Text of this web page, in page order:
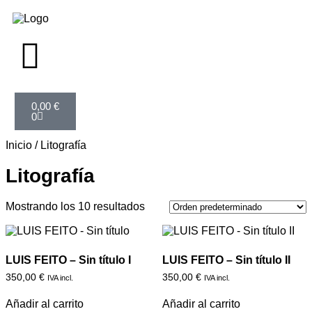
0,00 €
0
Inicio / Litografía
Litografía
Mostrando los 10 resultados
LUIS FEITO – Sin título I
350,00 € IVA incl.
Añadir al carrito
LUIS FEITO – Sin título II
350,00 € IVA incl.
Añadir al carrito